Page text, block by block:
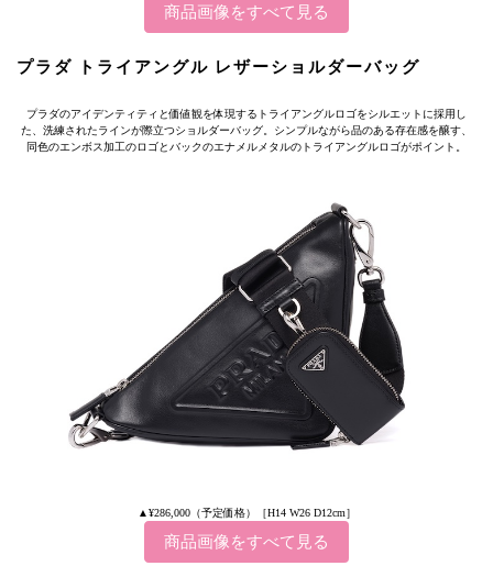
商品画像をすべて見る
プラダ トライアングル レザーショルダーバッグ
プラダのアイデンティティと価値観を体現するトライアングルロゴをシルエットに採用し
た、洗練されたラインが際立つショルダーバッグ。シンプルながら品のある存在感を醸す、
同色のエンボス加工のロゴとバックのエナメルメタルのトライアングルロゴがポイント。
▲¥286,000（予定価格）［H14 W26 D12cm］
商品画像をすべて見る